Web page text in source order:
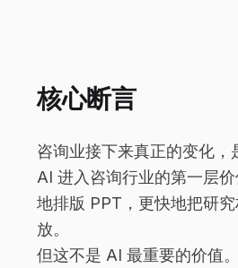
核心断言
咨询业接下来真正的变化
AI 进入咨询行业的第一层
地排版 PPT，更快地把研
放。
但这不是 AI 最重要的价值。